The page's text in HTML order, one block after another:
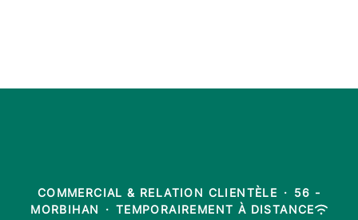
COMMERCIAL & RELATION CLIENTÈLE · 56 -
MORBIHAN
· TEMPORAIREMENT À DISTANCE